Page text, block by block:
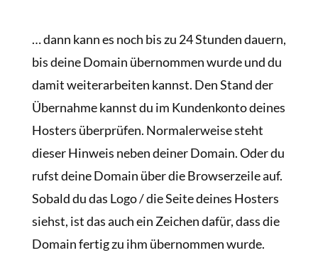
… dann kann es noch bis zu 24 Stunden dauern,
bis deine Domain übernommen wurde und du
damit weiterarbeiten kannst. Den Stand der
Übernahme kannst du im Kundenkonto deines
Hosters überprüfen. Normalerweise steht
dieser Hinweis neben deiner Domain. Oder du
rufst deine Domain über die Browserzeile auf.
Sobald du das Logo / die Seite deines Hosters
siehst, ist das auch ein Zeichen dafür, dass die
Domain fertig zu ihm übernommen wurde.